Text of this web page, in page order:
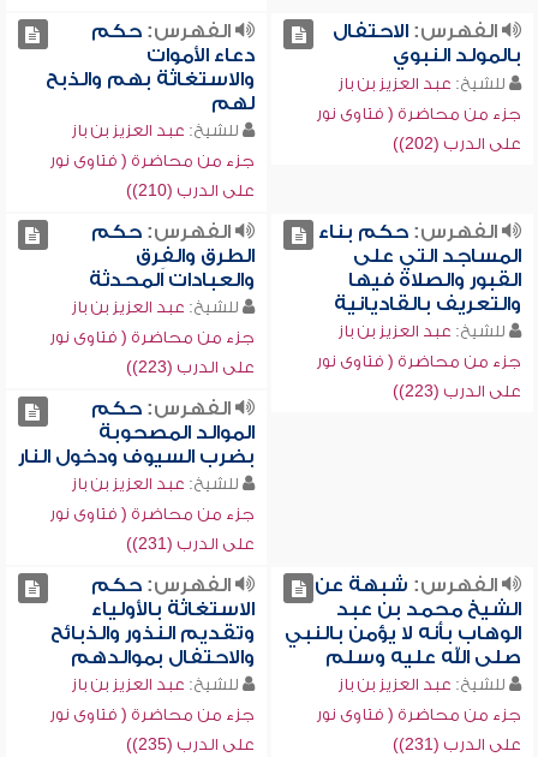
الفهرس:الاحتفال
بالمولد النبوي
للشيخ: عبد العزيز بن باز
جزء من محاضرة ( فتاوى نور
على الدرب (202))
الفهرس:حكم
دعاء الأموات
والاستغاثة بهم والذبح
لهم
للشيخ: عبد العزيز بن باز
جزء من محاضرة ( فتاوى نور
على الدرب (210))
الفهرس:حكم بناء
المساجد التي على
القبور والصلاة فيها
والتعريف بالقاديانية
للشيخ: عبد العزيز بن باز
جزء من محاضرة ( فتاوى نور
على الدرب (223))
الفهرس:حكم
الطرق والفِرق
والعبادات المحدثة
للشيخ: عبد العزيز بن باز
جزء من محاضرة ( فتاوى نور
على الدرب (223))
الفهرس:حكم
الموالد المصحوبة
بضرب السيوف ودخول النار
للشيخ: عبد العزيز بن باز
جزء من محاضرة ( فتاوى نور
على الدرب (231))
الفهرس: شبهة عن
الشيخ محمد بن عبد
الوهاب بأنه لا يؤمن بالنبي
صلى الله عليه وسلم
للشيخ: عبد العزيز بن باز
جزء من محاضرة ( فتاوى نور
على الدرب (231))
الفهرس:حكم
الاستغاثة بالأولياء
وتقديم النذور والذبائح
والاحتفال بموالدهم
للشيخ: عبد العزيز بن باز
جزء من محاضرة ( فتاوى نور
على الدرب (235))